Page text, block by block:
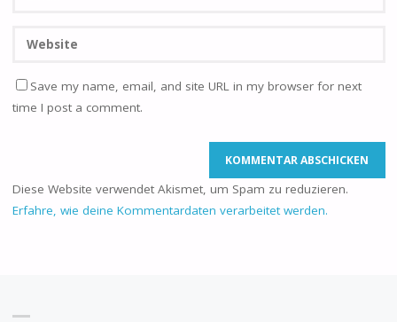
Save my name, email, and site URL in my browser for next
time I post a comment.
Diese Website verwendet Akismet, um Spam zu reduzieren.
Erfahre, wie deine Kommentardaten verarbeitet werden.